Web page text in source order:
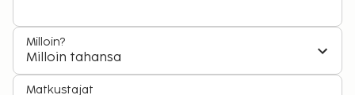
Milloin?
Milloin tahansa
Matkustajat